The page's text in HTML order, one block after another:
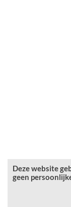
Deze website
geen